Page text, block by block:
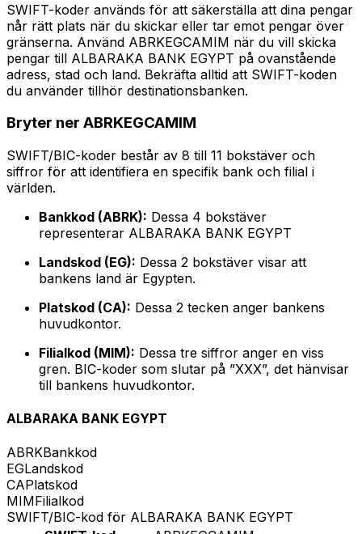
SWIFT-koder används för att säkerställa att dina pengar
når rätt plats när du skickar eller tar emot pengar över
gränserna. Använd ABRKEGCAMIM när du vill skicka
pengar till ALBARAKA BANK EGYPT på ovanstående
adress, stad och land. Bekräfta alltid att SWIFT-koden
du använder tillhör destinationsbanken.
Bryter ner ABRKEGCAMIM
SWIFT/BIC-koder består av 8 till 11 bokstäver och
siffror för att identifiera en specifik bank och filial i
världen.
Bankkod (ABRK): Dessa 4 bokstäver
representerar ALBARAKA BANK EGYPT
Landskod (EG): Dessa 2 bokstäver visar att
bankens land är Egypten.
Platskod (CA): Dessa 2 tecken anger bankens
huvudkontor.
Filialkod (MIM): Dessa tre siffror anger en viss
gren. BIC-koder som slutar på ”XXX”, det hänvisar
till bankens huvudkontor.
ALBARAKA BANK EGYPT
ABRKBankkod
EGLandskod
CAPlatskod
MIMFilialkod
SWIFT/BIC-kod för ALBARAKA BANK EGYPT